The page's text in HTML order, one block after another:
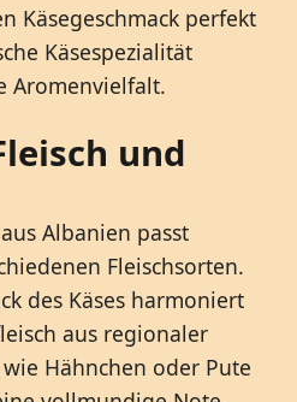
Käsegeschmack perfekt
Käsespezialität
Aromenvielfalt.
und
Albanien passt
Fleischsorten.
des Käses harmoniert
aus regionaler
Hähnchen oder Pute